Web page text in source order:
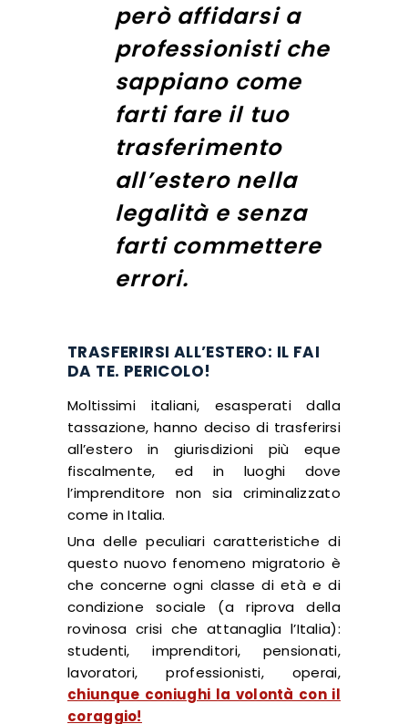
però affidarsi a
professionisti che
sappiano come
farti fare il tuo
trasferimento
all’estero nella
legalità e senza
farti commettere
errori.
TRASFERIRSI ALL’ESTERO: IL FAI
DA TE. PERICOLO!
Moltissimi italiani, esasperati dalla
tassazione, hanno deciso di trasferirsi
all’estero in giurisdizioni più eque
fiscalmente, ed in luoghi dove
l’imprenditore non sia criminalizzato
come in Italia.
Una delle peculiari caratteristiche di
questo nuovo fenomeno migratorio è
che concerne ogni classe di età e di
condizione sociale (a riprova della
rovinosa crisi che attanaglia l’Italia):
studenti, imprenditori, pensionati,
lavoratori, professionisti, operai,
chiunque coniughi la volontà con il
coraggio!